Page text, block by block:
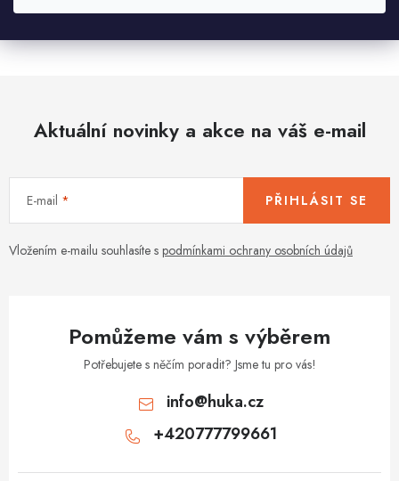
Zobrazit další hodnocení
Aktuální novinky a akce na váš e-mail
E-mail
Vložením e-mailu souhlasíte s podmínkami ochrany osobních údajů
PŘIHLÁSIT SE
Pomůžeme vám s výběrem
Potřebujete s něčím poradit? Jsme tu pro vás!
info@huka.cz
+420777799661